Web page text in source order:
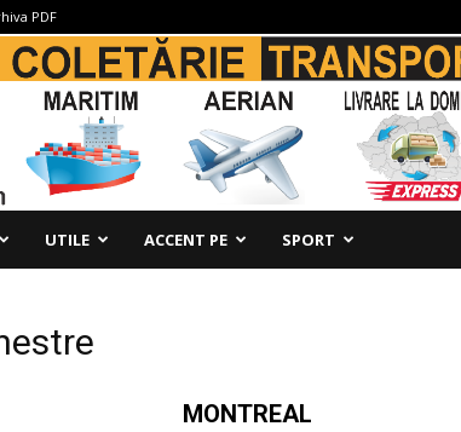
PDF
UTILE ACCENT PE SPORT
MONTREAL